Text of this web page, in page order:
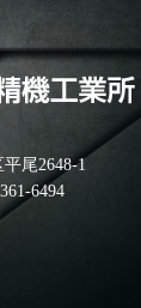
尾2648-1
6494